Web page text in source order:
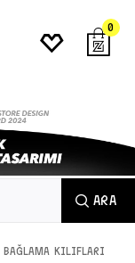
0
ARA
BAĞLAMA KILIFLARI